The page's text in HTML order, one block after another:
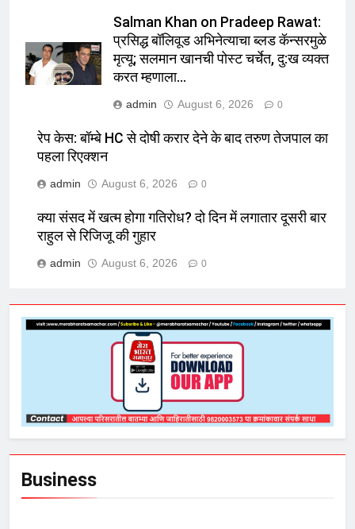
Salman Khan on Pradeep Rawat:
प्रसिद्ध बॉलिवूड अभिनेत्याचा ब्लड कॅन्सरमुळे
मृत्यू; सलमान खानची पोस्ट चर्चेत, दु:ख व्यक्त
करत म्हणाला…
admin August 6, 2026 0
रेप केस: बॉम्बे HC से दोषी करार देने के बाद तरुण तेजपाल का
पहला रिएक्शन
admin August 6, 2026 0
क्या संसद में खत्म होगा गतिरोध? दो दिन में लगातार दूसरी बार
राहुल से रिजिजू की गुहार
admin August 6, 2026 0
Business